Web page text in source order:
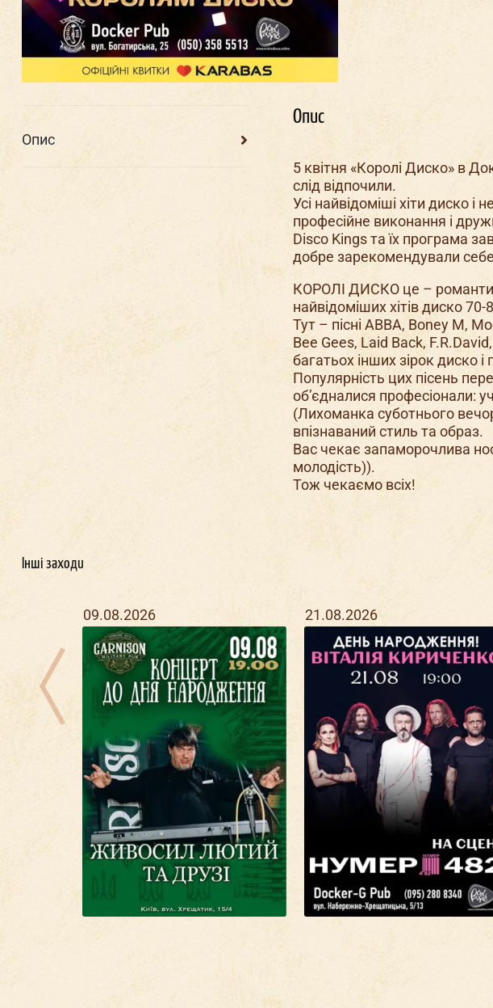
Опис
Опис
5 квітня «Королі Диско» в
слід відпочили.
Усі найвідоміші хіти диско і
професійне виконання і
Disco Kings та їх програма
добре зарекомендували
КОРОЛІ ДИСКО це –
найвідоміших хітів диско 70-
Тут – пісні ABBA, Boney M,
Bee Gees, Laid Back,
багатьох інших зірок диско і
Популярність цих пісень
об’єдналися професіонали:
(Лихоманка суботнього
впізнаваний стиль та образ.
Вас чекає запаморочлива
молодість)).
Тож чекаємо всіх!
Інші заходи
09.08.2026 21.08.2026